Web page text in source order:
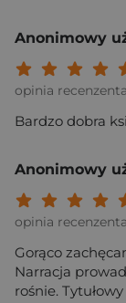
Anonimowy
Twoja
Twoja
Twoja ocena:
opinia
Bardzo dobra
Anonimowy
Twoja
Twoja
Twoja ocena:
opinia
Gorąco
Narracja
rośnie.